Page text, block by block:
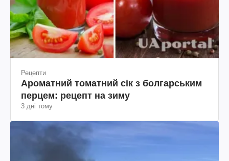
Рецепти
Ароматний томатний сік з болгарським
перцем: рецепт на зиму
3 дні тому